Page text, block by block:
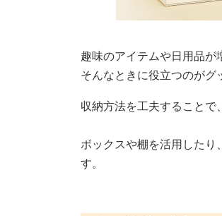
趣味のアイテムや日用品
そんなときに役立つのがグ
収納方法を工夫することで
ボックスや棚を活用した
す。